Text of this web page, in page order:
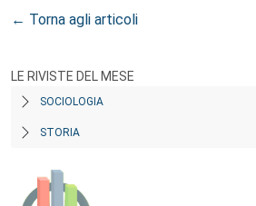
← Torna agli articoli
LE RIVISTE DEL MESE
SOCIOLOGIA
STORIA